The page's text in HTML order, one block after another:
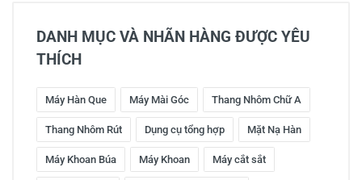
DANH MỤC VÀ NHÃN HÀNG ĐƯỢC YÊU
THÍCH
Máy Hàn Que Máy Mài Góc Thang Nhôm Chữ A
Thang Nhôm Rút Dụng cụ tổng hợp Mặt Nạ Hàn
Máy Khoan Búa Máy Khoan Máy cắt sắt